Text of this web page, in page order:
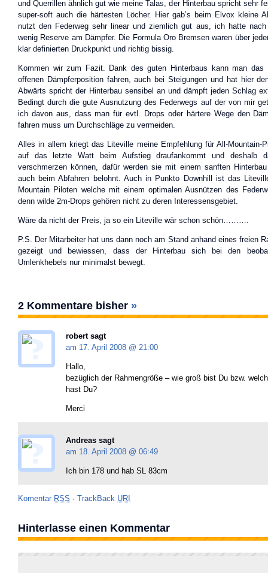
und Querrillen ähnlich gut wie meine Talas, der Hinterbau spricht sehr
super-soft auch die härtesten Löcher. Hier gab’s beim Elvox kleine
nutzt den Federweg sehr linear und ziemlich gut aus, ich hatte
wenig Reserve am Dämpfer. Die Formula Oro Bremsen waren über
klar definierten Druckpunkt und richtig bissig.
Kommen wir zum Fazit. Dank des guten Hinterbaus kann man
offenen Dämpferposition fahren, auch bei Steigungen und hat hier
Abwärts spricht der Hinterbau sensibel an und dämpft jeden Schlag
Bedingt durch die gute Ausnutzung des Federwegs auf der von mir
ich davon aus, dass man für evtl. Drops oder härtere Wege den
fahren muss um Durchschläge zu vermeiden.
Alles in allem kriegt das Liteville meine Empfehlung für All-Mountain-
auf das letzte Watt beim Aufstieg draufankommt und deshalb
verschmerzen können, dafür werden sie mit einem sanften
auch beim Abfahren belohnt. Auch in Punkto Downhill ist das
Mountain Piloten welche mit einem optimalen Ausnützen des
denn wilde 2m-Drops gehören nicht zu deren Interessensgebiet.
Wäre da nicht der Preis, ja so ein Liteville wär schon schön……….
P.S. Der Mitarbeiter hat uns dann noch am Stand anhand eines freien
gezeigt und bewiessen, dass der Hinterbau sich bei den
Umlenkhebels nur minimalst bewegt.
2 Kommentare bisher »
robert sagt
am 17. April 2008 @ 21:00
Hallo,
bezüglich der Rahmengröße – wie groß bist Du bzw.
hast Du?
Merci
Andreas sagt
am 18. April 2008 @ 06:49
Ich bin 178 und hab SL 83cm
Komentar RSS · TrackBack URI
Hinterlasse einen Kommentar